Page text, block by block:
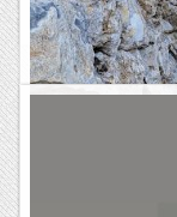
Blog de muntanya
camins interiors, una